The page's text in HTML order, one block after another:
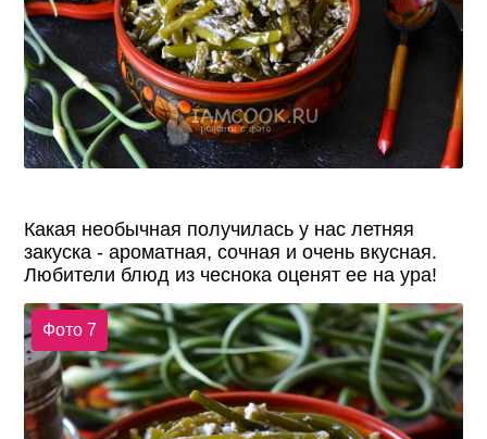
Какая необычная получилась у нас летняя
закуска - ароматная, сочная и очень вкусная.
Любители блюд из чеснока оценят ее на ура!
Фото 7